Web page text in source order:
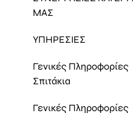
ΜΑΣ
ΥΠΗΡΕΣΙΕΣ
Γενικές Πληροφορίες
Σπιτάκια
Γενικές Πληροφορίες